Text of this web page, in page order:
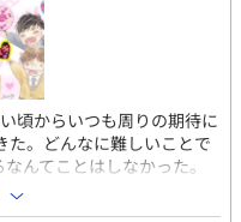
頃からいつも周りの期待に
た。どんなに難しいことで
んてことはしなかった。
の為に使ってもらうとい
ていたからだ。 『人の迷